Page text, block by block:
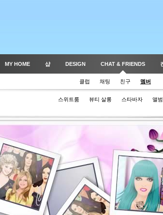
MY HOME 샵 DESIGN CHAT & FRIENDS
클럽 채팅 친구 멤버
스위트룸 뷰티 살롱 스타바자 앨범